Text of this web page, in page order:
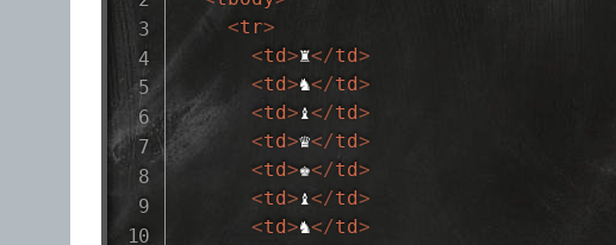
<tr>
<td>♜</td>
<td>♞</td>
<td>♝</td>
<td>♛</td>
<td>♚</td>
<td>♝</td>
<td>♞</td>